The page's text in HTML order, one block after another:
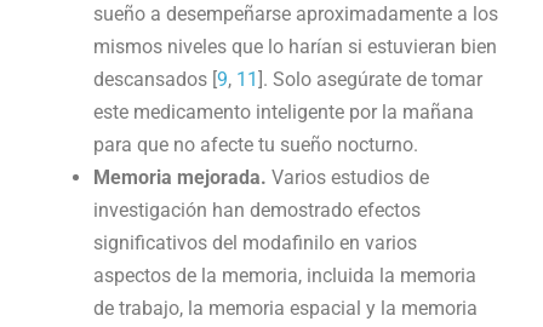
sueño a desempeñarse aproximadamente a los
mismos niveles que lo harían si estuvieran bien
descansados ​​[9, 11]. Solo asegúrate de tomar
este medicamento inteligente por la mañana
para que no afecte tu sueño nocturno.
Memoria mejorada. Varios estudios de
investigación han demostrado efectos
significativos del modafinilo en varios
aspectos de la memoria, incluida la memoria
de trabajo, la memoria espacial y la memoria